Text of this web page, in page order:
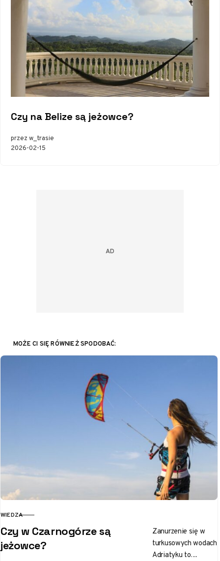
Czy na Belize są jeżowce?
przez w_trasie
2026-02-15
MOŻE CI SIĘ RÓWNIEŻ SPODOBAĆ:
KATEGORIA
WIEDZA
Czy w Czarnogórze są
jeżowce?
Zanurzenie się w
turkusowych wodach
Adriatyku to